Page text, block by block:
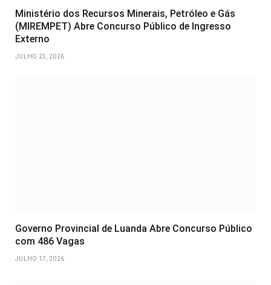
Ministério dos Recursos Minerais, Petróleo e Gás
(MIREMPET) Abre Concurso Público de Ingresso
Externo
JULHO 23, 2026
Governo Provincial de Luanda Abre Concurso Público
com 486 Vagas
JULHO 17, 2026